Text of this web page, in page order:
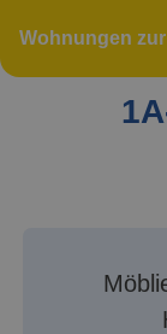
Wohnungen